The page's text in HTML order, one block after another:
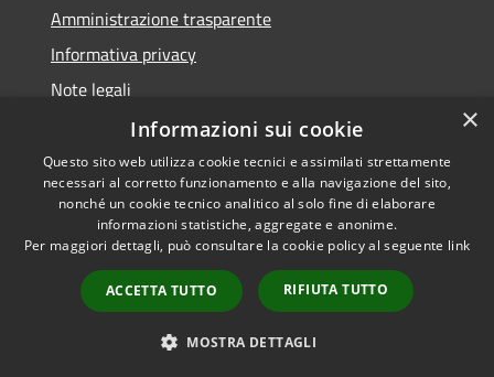
Amministrazione trasparente
Informativa privacy
Note legali
Dichiarazione di accessibilità
RSS
Accessibilità
Copyright © 2026 • Comune di
Bisaccia • Powered by
Municipium•
Accesso
redazione
×
Informazioni sui cookie
Questo sito web utilizza cookie tecnici e assimilati strettamente
necessari al corretto funzionamento e alla navigazione del sito,
nonché un cookie tecnico analitico al solo fine di elaborare
informazioni statistiche, aggregate e anonime.
Per maggiori dettagli, può consultare la cookie policy al seguente link
ACCETTA TUTTO RIFIUTA TUTTO
MOSTRA DETTAGLI